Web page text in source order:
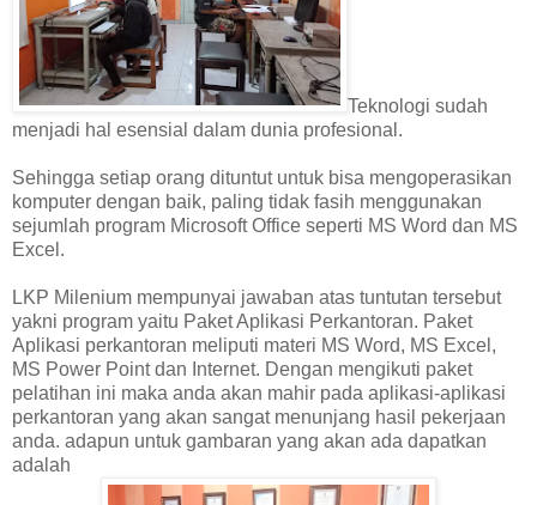
Teknologi sudah
menjadi hal esensial dalam dunia profesional.
Sehingga setiap orang dituntut untuk bisa mengoperasikan
komputer dengan baik, paling tidak fasih menggunakan
sejumlah program Microsoft Office seperti MS Word dan MS
Excel.
LKP Milenium mempunyai jawaban atas tuntutan tersebut
yakni program yaitu Paket Aplikasi Perkantoran. Paket
Aplikasi perkantoran meliputi materi MS Word, MS Excel,
MS Power Point dan Internet. Dengan mengikuti paket
pelatihan ini maka anda akan mahir pada aplikasi-aplikasi
perkantoran yang akan sangat menunjang hasil pekerjaan
anda. adapun untuk gambaran yang akan ada dapatkan
adalah